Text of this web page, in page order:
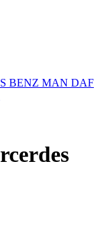
BENZ MAN DAF